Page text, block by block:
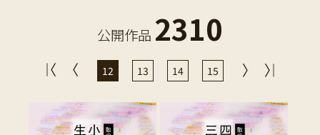
公開作品 2310
12 13 14 15